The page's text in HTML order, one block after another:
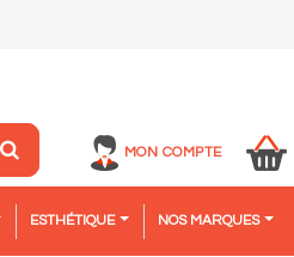
MON COMPTE
ESTHÉTIQUE NOS MARQUES